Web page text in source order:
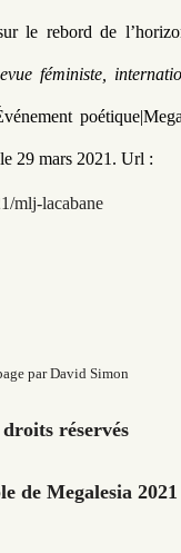
le rebord de
féministe,
29 mars 2021. Url :
mlj-lacabane
par David Simon
réservés
de Megalesia